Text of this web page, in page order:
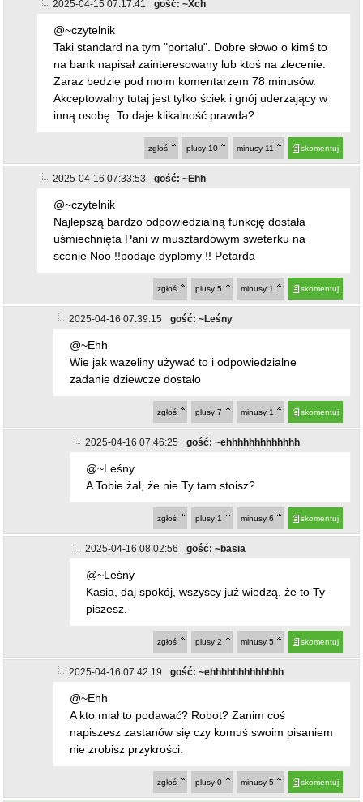
2025-04-15 07:17:41 gość: ~Xch
@~czytelnik
Taki standard na tym "portalu". Dobre słowo o kimś to
na bank napisał zainteresowany lub ktoś na zlecenie.
Zaraz bedzie pod moim komentarzem 78 minusów.
Akceptowalny tutaj jest tylko ściek i gnój uderzający w
inną osobę. To daje klikalność prawda?
skomentuj
minusy 11
plusy 10
zgłoś
2025-04-16 07:33:53 gość: ~Ehh
@~czytelnik
Najlepszą bardzo odpowiedzialną funkcję dostała
uśmiechnięta Pani w musztardowym sweterku na
scenie Noo !!podaje dyplomy !! Petarda
skomentuj
minusy 1
plusy 5
zgłoś
2025-04-16 07:39:15 gość: ~Leśny
@~Ehh
Wie jak wazeliny używać to i odpowiedzialne
zadanie dziewcze dostało
skomentuj
minusy 1
plusy 7
zgłoś
2025-04-16 07:46:25 gość: ~ehhhhhhhhhhhhh
@~Leśny
A Tobie żal, że nie Ty tam stoisz?
skomentuj
minusy 6
plusy 1
zgłoś
2025-04-16 08:02:56 gość: ~basia
@~Leśny
Kasia, daj spokój, wszyscy już wiedzą, że to Ty
piszesz.
skomentuj
minusy 5
plusy 2
zgłoś
2025-04-16 07:42:19 gość: ~ehhhhhhhhhhhhh
@~Ehh
A kto miał to podawać? Robot? Zanim coś
napiszesz zastanów się czy komuś swoim pisaniem
nie zrobisz przykrości.
skomentuj
minusy 5
plusy 0
zgłoś